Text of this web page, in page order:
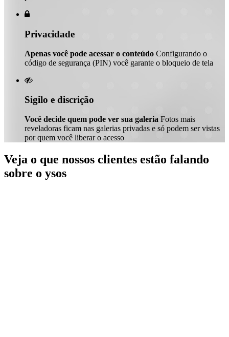

Privacidade
Apenas você pode acessar o conteúdo Configurando o
código de segurança (PIN) você garante o bloqueio de tela

Sigilo e discrição
Você decide quem pode ver sua galeria Fotos mais
reveladoras ficam nas galerias privadas e só podem ser vistas
por quem você liberar o acesso
Veja o que nossos clientes estão falando
sobre o ysos